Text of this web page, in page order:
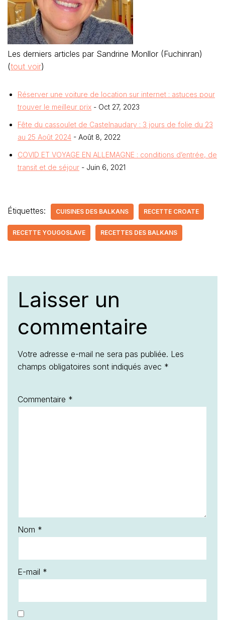
Les derniers articles par Sandrine Monllor (Fuchinran)
(tout voir)
Réserver une voiture de location sur internet : astuces pour
trouver le meilleur prix - Oct 27, 2023
Fête du cassoulet de Castelnaudary : 3 jours de folie du 23
au 25 Août 2024 - Août 8, 2022
COVID ET VOYAGE EN ALLEMAGNE : conditions d’entrée, de
transit et de séjour - Juin 6, 2021
Étiquettes: CUISINES DES BALKANS RECETTE CROATE
RECETTE YOUGOSLAVE RECETTES DES BALKANS
Laisser un
commentaire
Votre adresse e-mail ne sera pas publiée. Les
champs obligatoires sont indiqués avec *
Commentaire *
Nom *
E-mail *